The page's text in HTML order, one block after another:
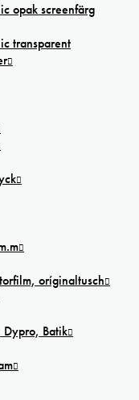
opak screenfärg
transparent
oríginaltusch
Dypro, Batik